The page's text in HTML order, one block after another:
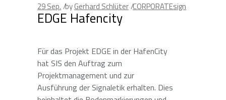
29Sep. byGerhard Schlüter CORPORATEsign
EDGE Hafencity
Für das Projekt EDGE in der HafenCity
hat SIS den Auftrag zum
Projektmanagement und zur
Ausführung der Signaletik erhalten. Dies